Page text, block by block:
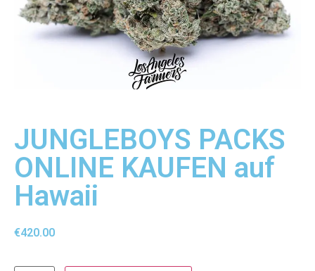
JUNGLEBOYS PACKS
ONLINE KAUFEN auf
Hawaii
€420.00